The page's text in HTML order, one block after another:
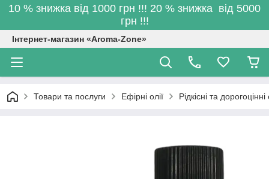
10 % знижка від 1000 грн !!! 20 % знижка від 5000
грн !!!
Інтернет-магазин «Aroma-Zone»
Товари та послуги Ефірні олії Рідкісні та